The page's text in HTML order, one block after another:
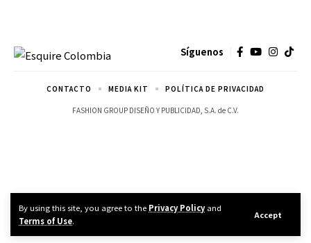
By using this site, you agree to the Privacy Policyand
Terms of Use.
Accept
Síguenos
FASHION GROUP DISEÑO Y PUBLICIDAD, S.A. de C.V.
CONTACTO MEDIA KIT POLÍTICA DE PRIVACIDAD